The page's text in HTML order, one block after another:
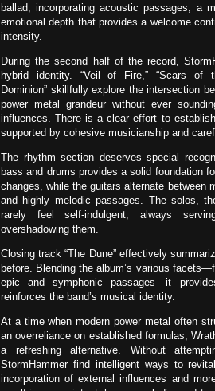
ballad, incorporating acoustic passages, a
emotional depth that provides a welcome
intensity.
During the second half of the record,
hybrid identity. “Veil of Fire,” “Scars of
Dominion” skillfully explore the intersection
power metal grandeur without ever
influences. There is a clear effort to
supported by cohesive musicianship and
The rhythm section deserves special
bass and drums provides a solid foundation
changes, while the guitars alternate between
and highly melodic passages. The solos,
rarely feel self-indulgent, always
overshadowing them.
Closing track “The Dune” effectively
before. Blending the album’s various
epic and symphonic passages—it
reinforces the band’s musical identity.
At a time when modern power metal often
an overreliance on established formulas,
a refreshing alternative. Without
StormHammer find intelligent ways to
incorporation of external influences and